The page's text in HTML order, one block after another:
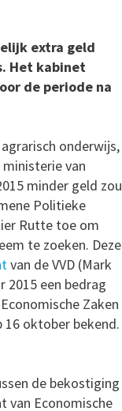
extra geld
Het kabinet
de periode na
onderwijs,
van
minder geld zou
Politieke
Rutte toe om
te zoeken. Deze
van de VVD (Mark
2015 een bedrag
Zaken
16 oktober bekend.
de bekostiging
van Economische